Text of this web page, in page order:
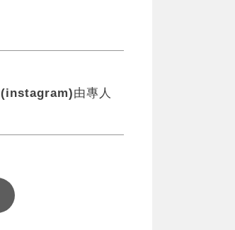
(instagram)由專人